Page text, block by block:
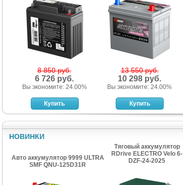
8 850 руб.
6 726 руб.
Вы экономите: 24.00%
13 550 руб.
10 298 руб.
Вы экономите: 24.00%
НОВИНКИ
Авто аккумулятор 9999 ULTRA
SMF QNU-125D31R
Тяговый аккумулятор
RDrive ELECTRO Velo 6-
DZF-24-2025